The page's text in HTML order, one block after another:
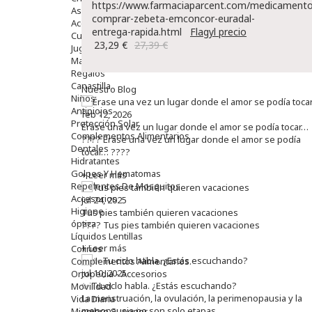
Aseo Y Baño
Accesorios
Cuidados Especiales
Juguetes
Mama
Regalos
Canastilla
Niños
Antipiojos
Protección Solar
Complementos Alimentarios
Dentales
Hidratantes
Golpes Y Hematomas
Repelentes De Mosquitos
Accesorios
Higiene
óptica
Líquidos Lentillas
Colirios
Complementos Alimentarios.
Ortopedia - Accesorios
Movilidad
Vida Diaria
https://www.farmaciaparcent.com/
comprar-zebeta-emconcor-euradal-
entrega-rapida.html
Flagyl precio
23,29 € 27,39 €
Nuestro Blog
feb 12, 2026
Érase una vez un lugar donde el amor se podía tocar…
???? Érase una vez un lugar donde el amor se podía
tocar… ????
+ Leer más
jul 24, 2025
Tus pies también quieren vacaciones
???? Tus pies también quieren vacaciones
+ Leer más
jul 10, 2025
✨ Tu ciclo habla. ¿Estás escuchando?
La menstruación, la ovulación, la perimenopausia y la